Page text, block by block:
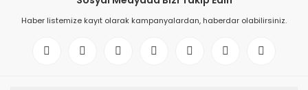
Haber listemize kayıt olarak kampanyalardan, haberdar olabilirsiniz.